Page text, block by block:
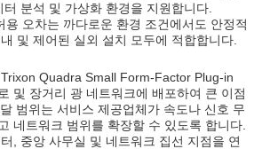
분석 및 가상화 환경을 지원합니다.
용 오차는 까다로운 환경 조건에서도 안정적
및 제어된 실외 설치 모두에 적합합니다.
Quadra Small Form-Factor Plug-in
및 장거리 광 네트워크에 배포하여 큰 이점
범위는 서비스 제공업체가 속도나 신호 무
네트워크 범위를 확장할 수 있도록 합니다.
, 중앙 사무실 및 네트워크 집선 지점을 연